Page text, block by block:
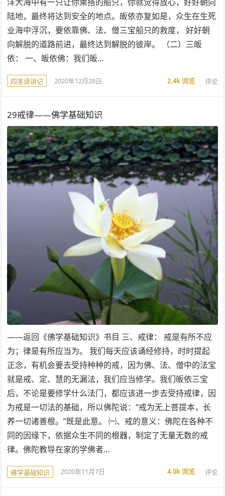
洋大海中有一只让你乘搭的船只，你就觉得放心，好好朝向
陆地，最终将达到安全的地点。皈依亦复如是，众生在生死
业海中浮沉，要依靠佛、法、僧三宝船只的救度， 好好朝
向解脱的道路前进，最终达到解脱的彼岸。 （二）三皈
依： 一、皈依佛：我们皈…
四圣谛讲记 2020年12月28日 2.4k浏览 评论
29戒律——佛学基础知识
——返回《佛学基础知识》书目 三、戒律： 戒是有所不应
为；律是有所应当为。 我们每天应该诵经修持，时时提起
正念，有机会要去受持种种的戒，因为佛、法、僧中的法宝
就是戒、定、慧的无漏法，我们应当修学。我们皈依三宝
后，不论是要修学什么法门，都应该进一步去受持戒律，因
为戒是一切法的基础，所以佛陀说：“戒为无上菩提本，长
养一切诸善根。”既是此意。 ㈠、戒的意义：佛陀在各种不
同的因缘下，依据众生不同的根器，制定了无量无数的戒
律。佛陀教导在家的学佛者…
佛学基础知识 2020年11月7日 4.0k浏览 评论